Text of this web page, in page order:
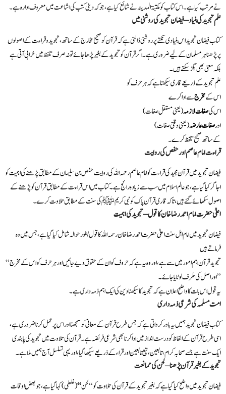
نے مرتب کیا ہے۔ اس کتاب کو مکتبۃ المدینہ نے شائع کیا ہے، جو کہ دینی کتب کی اشاعت میں معروف ادارہ ہے۔
علم تجوید کی بنیاد – فیضان تجوید کی روشنی میں
کتاب فیضان تجوید اس بنیادی نکتے پر روشنی ڈالتی ہے کہ قرآن کو صحیح مخارج کے ساتھ، تجوید و قراءت کے اصولوں
پر پڑھنا ہر مسلمان کے لیے ضروری ہے۔ اگر قرآن کو تجوید کے بغیر پڑھا جائے تو نہ صرف تلفظ میں خرابی آتی ہے
بلکہ معنی بھی بگڑ سکتے ہیں۔
علم تجوید کے ذریعے قاری سیکھتا ہے کہ ہر حرف کو
اس کےمخرجسے ادا کرے
اس کیصفات لازمہ(یعنی مستقل صفات)
اورصفات عارضہ(یعنی وقتی صفات)
کے ساتھ صحیح تلفظ کرے۔
قراءت امام عاصم اور حفص کی روایت
فیضان تجوید میں قرآن مجید کی قراءت کو امام عاصم رحمہ اللہ کی روایت حفص بن سلیمان کے مطابق پڑھنے کی اہمیت کو
اجاگر کیا گیا ہے، جو عالم اسلام میں سب سے زیادہ رائج ہے۔ کتاب میں اس قراءت کے مطابق قرآن کو پڑھنے کے
اصول سکھائے گئے ہیں، تاکہ قاری قرآن پاک کو نبی کریم ﷺ کی سنت کے مطابق تلاوت کرے۔
اعلیٰ حضرت امام احمد رضا خان کا قول – تجوید کی اہمیت
فیضان تجوید میں امام اہل سنت اعلیٰ حضرت احمد رضا خان رحمہ اللہ کا قول بطور حوالہ شامل کیا گیا ہے، جس میں وہ
فرماتے ہیں
“تجوید قرآن اہم امور میں سے ہے، اور وہ یہ ہے کہ حروف کو ان کے حقوق دیے جائیں اور ہر حرف کو اس کے مخرج
اور اصل کی طرف لوٹایا جائے۔”
یہ قول اس بات کا واضح اعلان ہے کہ تجوید کا سیکھنا دین کی ایک اہم ذمہ داری ہے۔
امت مسلمہ کی شرعی ذمہ داری
کتاب فیضان تجوید ہمیں یہ باور کرواتی ہے کہ جس طرح قرآن کے معانی کو سمجھنا اور اس پر عمل کرنا ضروری ہے،
اسی طرح قرآن کے الفاظ کو درست انداز میں ادا کرنا بھی شرعی فریضہ ہے۔ قرآن کی تلاوت میں تجوید کی پابندی
ایک سنت ہے جسے صحابہ کرام، تابعین، تبع تابعین اور قراء کے ذریعے سیکھا گیا، اور یہی تسلسل آج ہمیں ملا ہے۔
تجوید کے بغیر قرآن پڑھنا – لحن کی ممانعت
فیضان تجوید میں واضح کیا گیا ہے کہ بغیر تجوید کے قرآن کی تلاوت کو “لحن“(غلطی) کہا گیا ہے، جو بعض اوقات